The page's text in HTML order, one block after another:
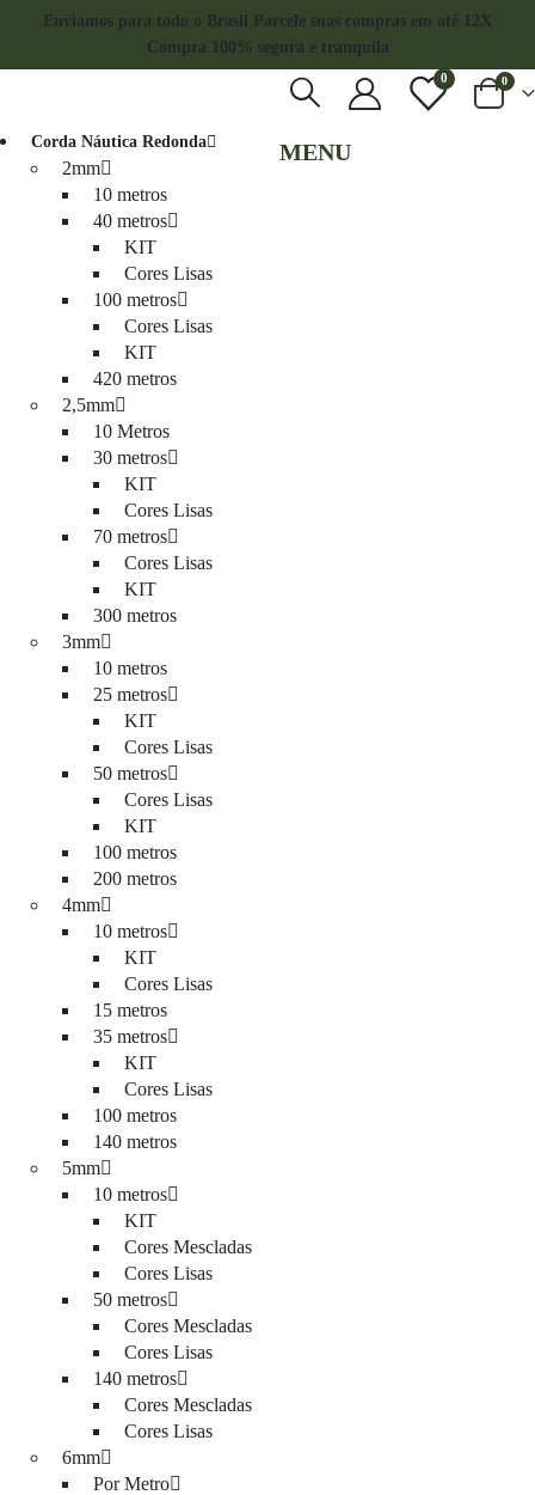
Enviamos para todo o Brasil
Parcele suas compras em até 12X
Compra 100% segura e tranquila
0 0
Corda Náutica Redonda
2mm
10 metros
40 metros
KIT
Cores Lisas
100 metros
Cores Lisas
KIT
420 metros
2,5mm
10 Metros
30 metros
KIT
Cores Lisas
70 metros
Cores Lisas
KIT
300 metros
3mm
10 metros
25 metros
KIT
Cores Lisas
50 metros
Cores Lisas
KIT
100 metros
200 metros
4mm
10 metros
KIT
Cores Lisas
15 metros
35 metros
KIT
Cores Lisas
100 metros
140 metros
5mm
10 metros
KIT
Cores Mescladas
Cores Lisas
50 metros
Cores Mescladas
Cores Lisas
140 metros
Cores Mescladas
Cores Lisas
6mm
Por Metro
MENU